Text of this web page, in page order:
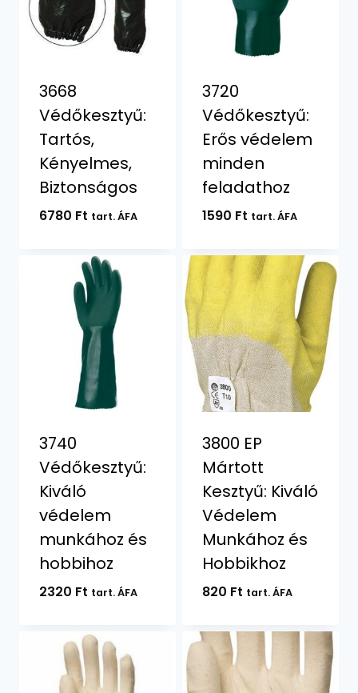
3668
Védőkesztyű:
Tartós,
Kényelmes,
Biztonságos
6780 Ft tart. ÁFA
3720
Védőkesztyű:
Erős védelem
minden
feladathoz
1590 Ft tart. ÁFA
3740
Védőkesztyű:
Kiváló
védelem
munkához és
hobbihoz
2320 Ft tart. ÁFA
3800 EP
Mártott
Kesztyű: Kiváló
Védelem
Munkához és
Hobbikhoz
820 Ft tart. ÁFA